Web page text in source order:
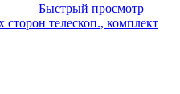
Быстрый просмотр
телескоп., комплект